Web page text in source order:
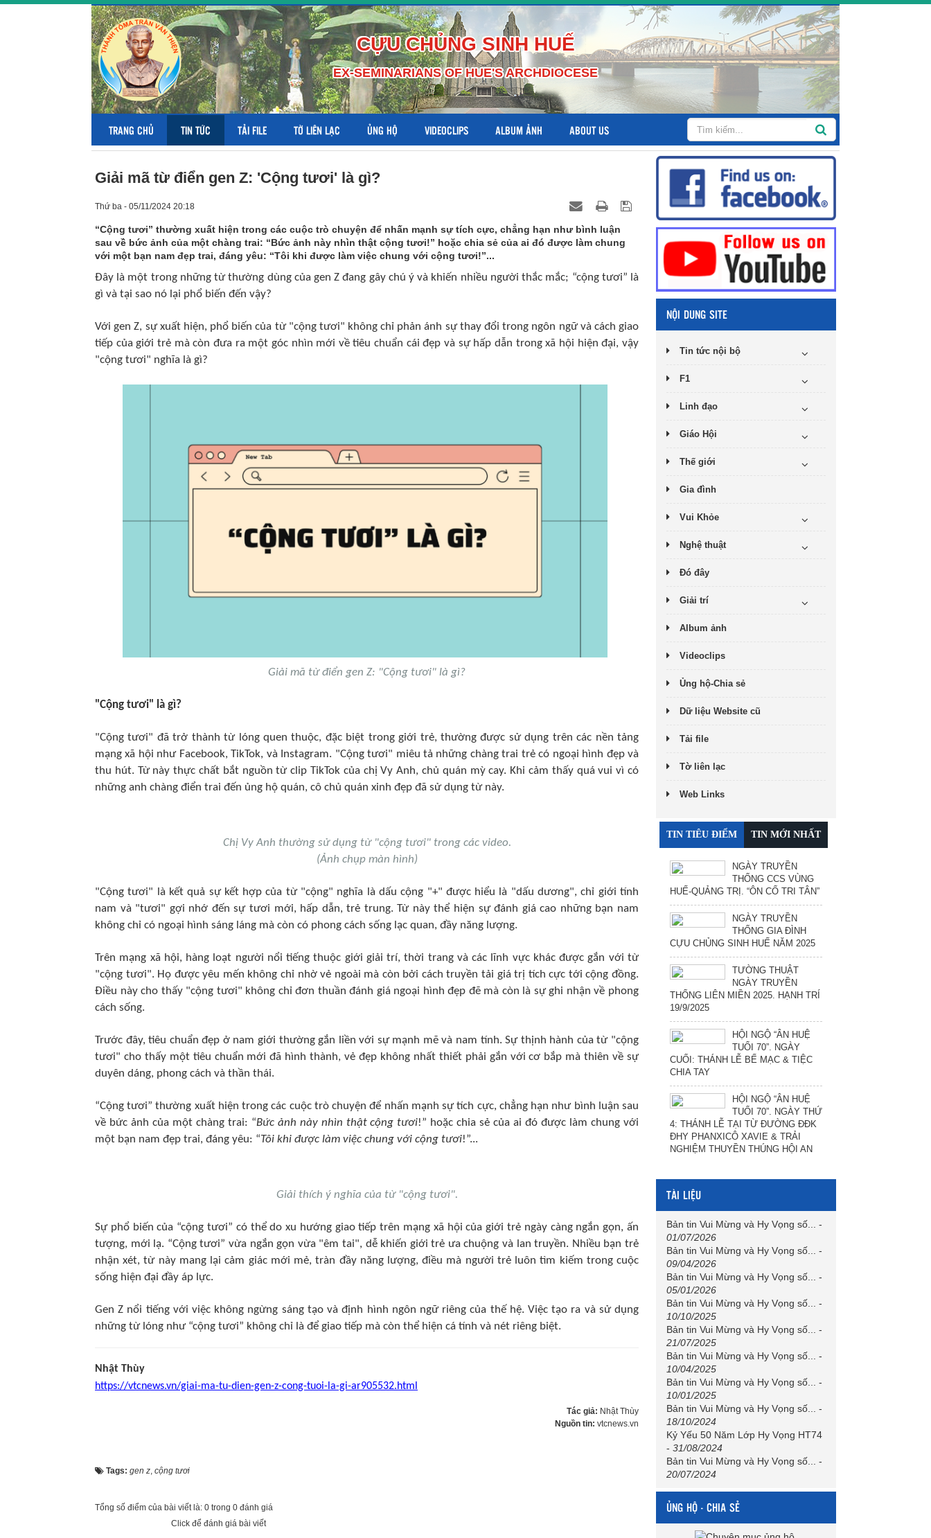
CỰU CHỦNG SINH HUẾ
EX-SEMINARIANS OF HUE'S ARCHDIOCESE
TRANG CHỦ TIN TỨC TẢI FILE TỜ LIÊN LẠC ỦNG HỘ VIDEOCLIPS ALBUM ẢNH ABOUT US
Giải mã từ điển gen Z: 'Cộng tươi' là gì?
Thứ ba - 05/11/2024 20:18
“Cộng tươi” thường xuất hiện trong các cuộc trò chuyện để nhấn mạnh sự tích cực, chẳng hạn như bình luận
sau về bức ảnh của một chàng trai: “Bức ảnh này nhìn thật cộng tươi!” hoặc chia sẻ của ai đó được làm chung
với một bạn nam đẹp trai, đáng yêu: “Tôi khi được làm việc chung với cộng tươi!”...
Đây là một trong những từ thường dùng của gen Z đang gây chú ý và khiến nhiều người thắc mắc; “cộng tươi” là
gì và tại sao nó lại phổ biến đến vậy?
Với gen Z, sự xuất hiện, phổ biến của từ "cộng tươi" không chỉ phản ánh sự thay đổi trong ngôn ngữ và cách giao
tiếp của giới trẻ mà còn đưa ra một góc nhìn mới về tiêu chuẩn cái đẹp và sự hấp dẫn trong xã hội hiện đại, vậy
"cộng tươi" nghĩa là gì?
Giải mã từ điển gen Z: "Cộng tươi" là gì?
"Cộng tươi" là gì?
"Cộng tươi" đã trở thành từ lóng quen thuộc, đặc biệt trong giới trẻ, thường được sử dụng trên các nền tảng
mạng xã hội như Facebook, TikTok, và Instagram. "Cộng tươi" miêu tả những chàng trai trẻ có ngoại hình đẹp và
thu hút. Từ này thực chất bắt nguồn từ clip TikTok của chị Vy Anh, chủ quán mỳ cay. Khi cảm thấy quá vui vì có
những anh chàng điển trai đến ủng hộ quán, cô chủ quán xinh đẹp đã sử dụng từ này.
Chị Vy Anh thường sử dụng từ "cộng tươi" trong các video.
(Ảnh chụp màn hình)
"Cộng tươi" là kết quả sự kết hợp của từ "cộng" nghĩa là dấu cộng "+" được hiểu là "dấu dương", chỉ giới tính
nam và "tươi" gợi nhớ đến sự tươi mới, hấp dẫn, trẻ trung. Từ này thể hiện sự đánh giá cao những bạn nam
không chỉ có ngoại hình sáng láng mà còn có phong cách sống lạc quan, đầy năng lượng.
Trên mạng xã hội, hàng loạt người nổi tiếng thuộc giới giải trí, thời trang và các lĩnh vực khác được gắn với từ
"cộng tươi". Họ được yêu mến không chỉ nhờ vẻ ngoài mà còn bởi cách truyền tải giá trị tích cực tới cộng đồng.
Điều này cho thấy "cộng tươi" không chỉ đơn thuần đánh giá ngoại hình đẹp đẽ mà còn là sự ghi nhận về phong
cách sống.
Trước đây, tiêu chuẩn đẹp ở nam giới thường gắn liền với sự mạnh mẽ và nam tính. Sự thịnh hành của từ "cộng
tươi" cho thấy một tiêu chuẩn mới đã hình thành, vẻ đẹp không nhất thiết phải gắn với cơ bắp mà thiên về sự
duyên dáng, phong cách và thần thái.
“Cộng tươi” thường xuất hiện trong các cuộc trò chuyện để nhấn mạnh sự tích cực, chẳng hạn như bình luận sau
về bức ảnh của một chàng trai: “Bức ảnh này nhìn thật cộng tươi!” hoặc chia sẻ của ai đó được làm chung với
một bạn nam đẹp trai, đáng yêu: “Tôi khi được làm việc chung với cộng tươi!”...
Giải thích ý nghĩa của từ "cộng tươi".
Sự phổ biến của “cộng tươi” có thể do xu hướng giao tiếp trên mạng xã hội của giới trẻ ngày càng ngắn gọn, ấn
tượng, mới lạ. “Cộng tươi” vừa ngắn gọn vừa "êm tai", dễ khiến giới trẻ ưa chuộng và lan truyền. Nhiều bạn trẻ
nhận xét, từ này mang lại cảm giác mới mẻ, tràn đầy năng lượng, điều mà người trẻ luôn tìm kiếm trong cuộc
sống hiện đại đầy áp lực.
Gen Z nổi tiếng với việc không ngừng sáng tạo và định hình ngôn ngữ riêng của thế hệ. Việc tạo ra và sử dụng
những từ lóng như “cộng tươi” không chỉ là để giao tiếp mà còn thể hiện cá tính và nét riêng biệt.
Nhật Thùy
https://vtcnews.vn/giai-ma-tu-dien-gen-z-cong-tuoi-la-gi-ar905532.html
Tác giả: Nhật Thùy
Nguồn tin: vtcnews.vn
Tags: gen z, cộng tươi
Tổng số điểm của bài viết là: 0 trong 0 đánh giá
Click để đánh giá bài viết
NỘI DUNG SITE
Tin tức nội bộ
F1
Linh đạo
Giáo Hội
Thế giới
Gia đình
Vui Khỏe
Nghệ thuật
Đó đây
Giải trí
Album ảnh
Videoclips
Ủng hộ-Chia sẻ
Dữ liệu Website cũ
Tải file
Tờ liên lạc
Web Links
TIN TIÊU ĐIỂM TIN MỚI NHẤT
NGÀY TRUYỀN
THỐNG CCS VÙNG
HUẾ-QUẢNG TRỊ. “ÔN CỐ TRI TÂN”
NGÀY TRUYỀN
THỐNG GIA ĐÌNH
CỰU CHỦNG SINH HUẾ NĂM 2025
TƯỜNG THUẬT
NGÀY TRUYỀN
THỐNG LIÊN MIỀN 2025. HẠNH TRÍ
19/9/2025
HỘI NGỘ “ÂN HUỆ
TUỔI 70”. NGÀY
CUỐI: THÁNH LỄ BẾ MẠC & TIỆC
CHIA TAY
HỘI NGỘ “ÂN HUỆ
TUỔI 70”. NGÀY THỨ
4: THÁNH LỄ TẠI TỪ ĐƯỜNG ĐĐK
ĐHY PHANXICÔ XAVIE & TRẢI
NGHIỆM THUYỀN THÚNG HỘI AN
TÀI LIỆU
Bản tin Vui Mừng và Hy Vọng số...
-
01/07/2026
Bản tin Vui Mừng và Hy Vọng số...
-
09/04/2026
Bản tin Vui Mừng và Hy Vọng số...
-
05/01/2026
Bản tin Vui Mừng và Hy Vọng số...
-
10/10/2025
Bản tin Vui Mừng và Hy Vọng số...
-
21/07/2025
Bản tin Vui Mừng và Hy Vọng số...
-
10/04/2025
Bản tin Vui Mừng và Hy Vọng số...
-
10/01/2025
Bản tin Vui Mừng và Hy Vọng số...
-
18/10/2024
Kỷ Yếu 50 Năm Lớp Hy Vọng HT74
- 31/08/2024
Bản tin Vui Mừng và Hy Vọng số...
-
20/07/2024
ỦNG HỘ - CHIA SẺ